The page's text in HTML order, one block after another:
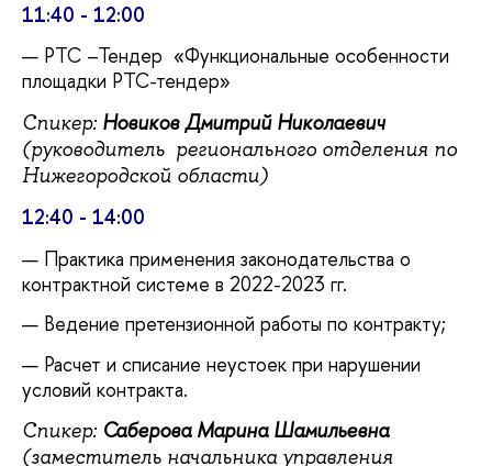
11:40 - 12:00
РТС –Тендер «Функциональные особенности
площадки РТС-тендер»
Спикер: Новиков Дмитрий Николаевич
(руководитель регионального отделения по
Нижегородской области)
12:40 - 14:00
Практика применения законодательства о
контрактной системе в 2022-2023 гг.
Ведение претензионной работы по контракту;
Расчет и списание неустоек при нарушении
условий контракта.
Спикер: Саберова Марина Шамильевна
(заместитель начальника управления